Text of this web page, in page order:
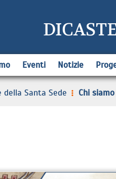
Eventi Notizie
della Santa Sede Chi siamo